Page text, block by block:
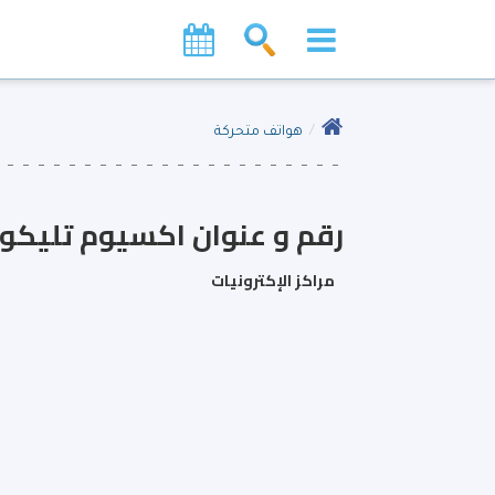
هواتف متحركة
رقم و عنوان اكسيوم
مراكز الإكترونيات